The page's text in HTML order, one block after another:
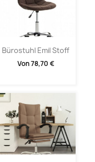
Bürostuhl Emil Stoff
Von78,70 €